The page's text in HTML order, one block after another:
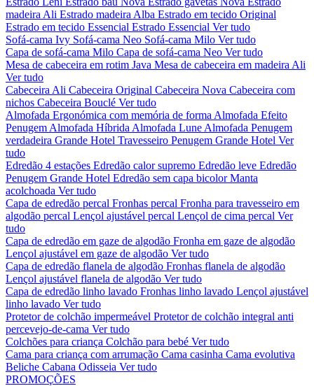
madeira Ali Estrado madeira Alba Estrado em tecido Original
Estrado em tecido Essencial Estrado Essencial Ver tudo
Sofá-cama Ivy Sofá-cama Neo Sofá-cama Milo Ver tudo
Capa de sofá-cama Milo Capa de sofá-cama Neo Ver tudo
Mesa de cabeceira em rotim Java Mesa de cabeceira em madeira Ali
Ver tudo
Cabeceira Ali Cabeceira Original Cabeceira Nova Cabeceira com
nichos Cabeceira Bouclé Ver tudo
Almofada Ergonómica com memória de forma Almofada Efeito
Penugem Almofada Híbrida Almofada Lune Almofada Penugem
verdadeira Grande Hotel Travesseiro Penugem Grande Hotel Ver
tudo
Edredão 4 estações Edredão calor supremo Edredão leve Edredão
Penugem Grande Hotel Edredão sem capa bicolorManta
acolchoada Ver tudo
Capa de edredão percal Fronhas percal Fronha para travesseiro em
algodão percal Lençol ajustável percal Lençol de cima percal Ver
tudo
Capa de edredão em gaze de algodão Fronha em gaze de algodão
Lençol ajustável em gaze de algodão Ver tudo
Capa de edredão flanela de algodão Fronhas flanela de algodão
Lençol ajustável flanela de algodão Ver tudo
Capa de edredão linho lavado Fronhas linho lavado Lençol ajustável
linho lavado Ver tudo
Protetor de colchão impermeável Protetor de colchão integral anti
percevejo-de-cama Ver tudo
Colchões para criança Colchão para bebé Ver tudo
Cama para criança com arrumação Cama casinha Cama evolutiva
Beliche Cabana Odisseia Ver tudo
PROMOÇÕES